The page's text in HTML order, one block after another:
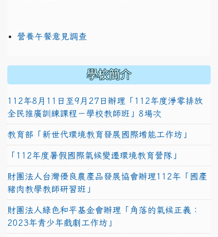
營養午餐意見調查
學校簡介
112年8月11日至9月27日辦理「112年度淨零排放
全民推廣訓練課程－學校教師班」8場次
教育部「新世代環境教育發展國際增能工作坊」
「112年度暑假國際氣候變遷環境教育營隊」
財團法人台灣優良農產品發展協會辦理112年「國產
豬肉教學教師研習班」
財團法人綠色和平基金會辦理「角落的氣候正義：
2023年青少年戲劇工作坊」